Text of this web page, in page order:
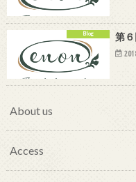
Blog 第
About us
Access